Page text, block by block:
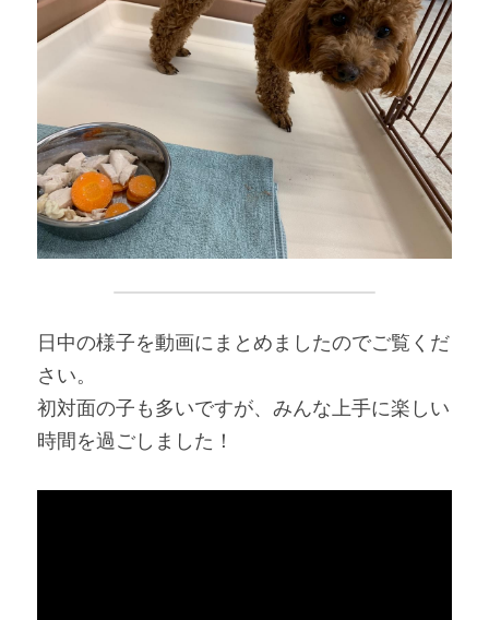
日中の様子を動画にまとめましたのでご覧くだ
さい。
初対面の子も多いですが、みんな上手に楽しい
時間を過ごしました！